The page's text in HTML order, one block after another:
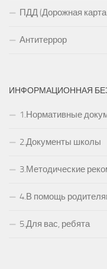
ПДД (Дорожная
Антитеррор
ИНФОРМАЦИОННАЯ
1.Нормативные
2.Документы школы
3.Методические
4.В помощь
5.Для вас, ребята